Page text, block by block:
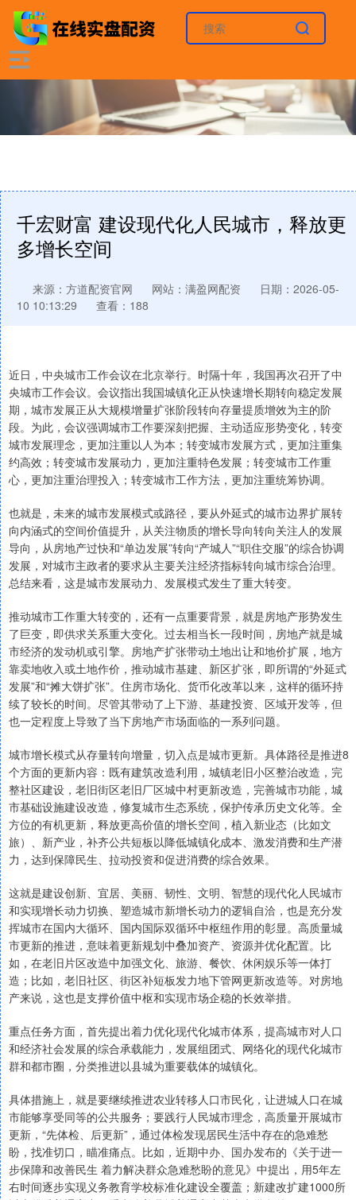
千宏财富 建设现代化人民城市，释放更
多增长空间
来源：方道配资官网 网站：满盈网配资
日期：2026-05-
10 10:13:29
查看：188
近日，中央城市工作会议在北京举行。时隔十年，我国再次召开了中
央城市工作会议。会议指出我国城镇化正从快速增长期转向稳定发展
期，城市发展正从大规模增量扩张阶段转向存量提质增效为主的阶
段。为此，会议强调城市工作要深刻把握、主动适应形势变化，转变
城市发展理念，更加注重以人为本；转变城市发展方式，更加注重集
约高效；转变城市发展动力，更加注重特色发展；转变城市工作重
心，更加注重治理投入；转变城市工作方法，更加注重统筹协调。
也就是，未来的城市发展模式或路径，要从外延式的城市边界扩展转
向内涵式的空间价值提升，从关注物质的增长导向转向关注人的发展
导向，从房地产过快和“单边发展”转向“产城人”“职住交服”的综合协调
发展，对城市主政者的要求从主要关注经济指标转向城市综合治理。
总结来看，这是城市发展动力、发展模式发生了重大转变。
推动城市工作重大转变的，还有一点重要背景，就是房地产形势发生
了巨变，即供求关系重大变化。过去相当长一段时间，房地产就是城
市经济的发动机或引擎。房地产扩张带动土地出让和地价扩展，地方
靠卖地收入或土地作价，推动城市基建、新区扩张，即所谓的“外延式
发展”和“摊大饼扩张”。住房市场化、货币化改革以来，这样的循环持
续了较长的时间。尽管其带动了上下游、基建投资、区域开发等，但
也一定程度上导致了当下房地产市场面临的一系列问题。
城市增长模式从存量转向增量，切入点是城市更新。具体路径是推进8
个方面的更新内容：既有建筑改造利用，城镇老旧小区整治改造，完
整社区建设，老旧街区老旧厂区城中村更新改造，完善城市功能，城
市基础设施建设改造，修复城市生态系统，保护传承历史文化等。全
方位的有机更新，释放更高价值的增长空间，植入新业态（比如文
旅）、新产业，补齐公共短板以降低城镇化成本、激发消费和生产潜
力，达到保障民生、拉动投资和促进消费的综合效果。
这就是建设创新、宜居、美丽、韧性、文明、智慧的现代化人民城市
和实现增长动力切换、塑造城市新增长动力的逻辑自洽，也是充分发
挥城市在国内大循环、国内国际双循环中枢纽作用的彰显。高质量城
市更新的推进，意味着更新规划中叠加资产、资源并优化配置。比
如，在老旧片区改造中加强文化、旅游、餐饮、休闲娱乐等一体打
造；比如，老旧社区、街区补短板发力地下管网更新改造等。对房地
产来说，这也是支撑价值中枢和实现市场企稳的长效举措。
重点任务方面，首先提出着力优化现代化城市体系，提高城市对人口
和经济社会发展的综合承载能力，发展组团式、网络化的现代化城市
群和都市圈，分类推进以县城为重要载体的城镇化。
具体措施上，就是要继续推进农业转移人口市民化，让进城人口在城
市能够享受同等的公共服务；要践行人民城市理念，高质量开展城市
更新，“先体检、后更新”，通过体检发现居民生活中存在的急难愁
盼，找准切口，瞄准痛点。比如，近期中办、国办发布的《关于进一
步保障和改善民生 着力解决群众急难愁盼的意见》中提出，用5年左
右时间逐步实现义务教育学校标准化建设全覆盖；新建改扩建1000所